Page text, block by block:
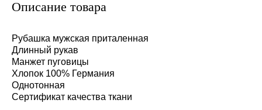
Описание товара
Рубашка мужская приталенная
Длинный рукав
Манжет пуговицы
Хлопок 100% Германия
Однотонная
Сертификат качества ткани